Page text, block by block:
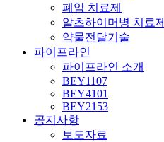
폐암 치료제
알츠하이머병 치료제
약물전달기술
파이프라인
파이프라인 소개
BEY1107
BEY4101
BEY2153
공지사항
보도자료